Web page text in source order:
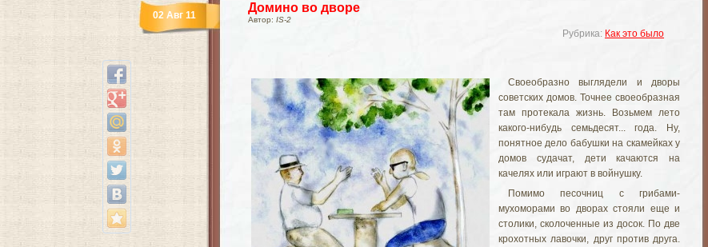
Домино во дворе
Автор: IS-2
Рубрика: Как это было
02 Авг 11
Своеобразно выглядели и дворы
советских домов. Точнее своеобразная
там протекала жизнь. Возьмем лето
какого-нибудь семьдесят... года. Ну,
понятное дело бабушки на скамейках у
домов судачат, дети качаются на
качелях или играют в войнушку.
Помимо песочниц с грибами-
мухоморами во дворах стояли еще и
столики, сколоченные из досок. По две
крохотных лавочки, друг против друга.